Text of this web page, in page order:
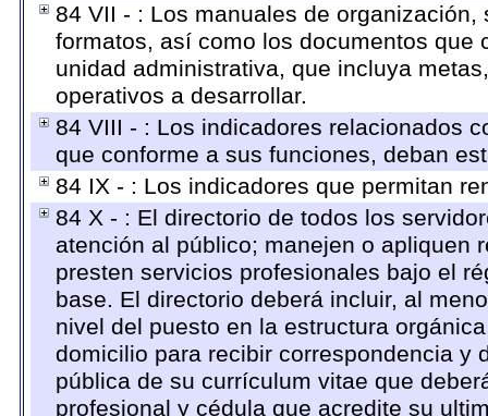
84 VII - : Los manuales de
formatos, así como los documentos
unidad administrativa, que incluya
operativos a desarrollar.
84 VIII - : Los indicadores relacionados
que conforme a sus funciones, deban
84 IX - : Los indicadores que permitan
84 X - : El directorio de todos los
atención al público; manejen o apliquen
presten servicios profesionales bajo el
base. El directorio deberá incluir, al
nivel del puesto en la estructura
domicilio para recibir correspondencia y
pública de su currículum vitae que
profesional y cédula que acredite su